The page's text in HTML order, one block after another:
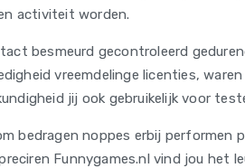
activiteit worden.
besmeurd gecontroleerd
vreemdelinge licenties,
jij ook gebruikelijk voor
bedragen noppes erbij
Funnygames.nl vind jou